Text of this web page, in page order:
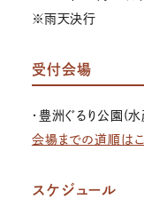
※雨天決行
受付会場
・豊洲ぐるり公園(
会場までの道順はこ
スケジュール